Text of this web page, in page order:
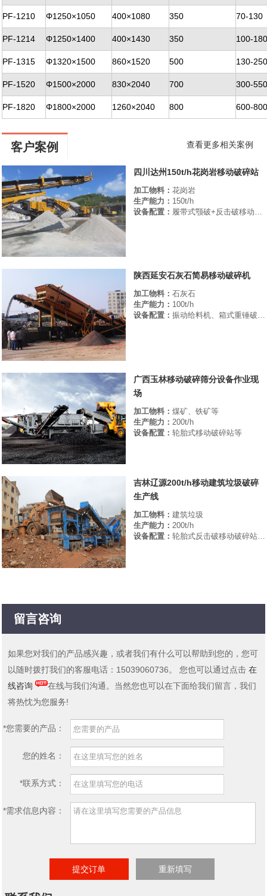
PF-1210 Φ1250×1050 400×1080 350 70-130
PF-1214 Φ1250×1400 400×1430 350 100-180
PF-1315 Φ1320×1500 860×1520 500 130-250
PF-1520 Φ1500×2000 830×2040 700 300-550
PF-1820 Φ1800×2000 1260×2040 800 600-800
客户案例 查看更多相关案例
四川达州150t/h花岗岩移动破碎站
加工物料： 花岗岩
生产能力： 150t/h
设备配置： 履带式颚破+反击破移动破碎站
陕西延安石灰石简易移动破碎机
加工物料： 石灰石
生产能力： 100t/h
设备配置： 振动给料机、箱式重锤破碎机、振动筛
广西玉林移动破碎筛分设备作业现
场
加工物料： 煤矿、铁矿等
生产能力： 200t/h
设备配置： 轮胎式移动破碎站等
吉林辽源200t/h移动建筑垃圾破碎
生产线
加工物料： 建筑垃圾
生产能力： 200t/h
设备配置： 轮胎式反击破移动破碎站，轮胎式圆振动筛
留言咨询
如果您对我们的产品感兴趣，或者我们有什么可以帮助到您的，您可
以随时拨打我们的客服电话：15039060736。 您也可以通过点击 在
线咨询
在线与我们沟通。当然您也可以在下面给我们留言，我们
将热忱为您服务!
*您需要的产品：
您的姓名：
*联系方式：
*需求信息内容：